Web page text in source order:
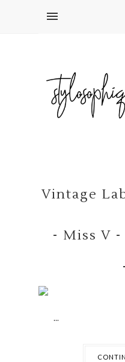
Vintage
- Miss V
...